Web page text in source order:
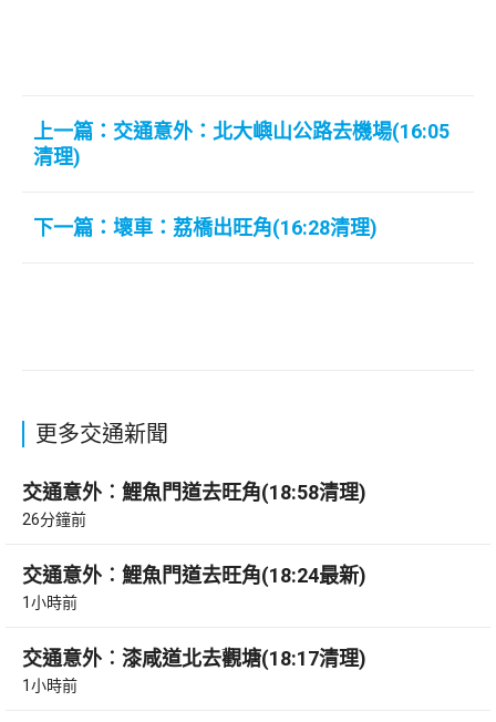
上一篇：交通意外：北大嶼山公路去機場(16:05
清理)
下一篇：壞車：荔橋出旺角(16:28清理)
更多交通新聞
交通意外︰鯉魚門道去旺角(18:58清理)
26分鐘前
交通意外︰鯉魚門道去旺角(18:24最新)
1小時前
交通意外︰漆咸道北去觀塘(18:17清理)
1小時前